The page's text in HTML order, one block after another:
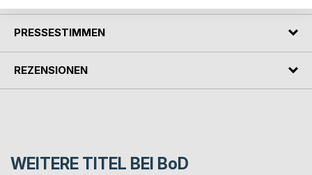
PRESSESTIMMEN
REZENSIONEN
WEITERE TITEL BEI BoD